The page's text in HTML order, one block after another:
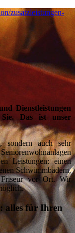
zusatzleistungen-
Dienstleistungen
Das ist unser
sondern auch sehr
Leistungen: einen
Schwimmbädern,
Friseur vor Ort. Wir
alles für Ihren